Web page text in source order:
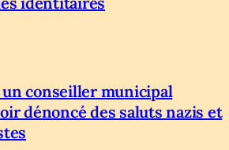
un conseiller municipal
dénoncé des saluts nazis et